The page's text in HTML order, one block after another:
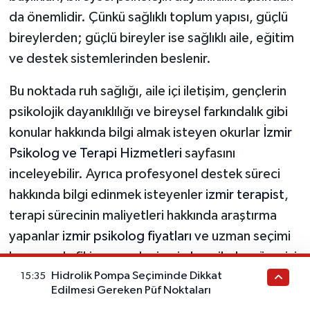
da önemlidir. Çünkü sağlıklı toplum yapısı, güçlü
bireylerden; güçlü bireyler ise sağlıklı aile, eğitim
ve destek sistemlerinden beslenir.
Bu noktada ruh sağlığı, aile içi iletişim, gençlerin
psikolojik dayanıklılığı ve bireysel farkındalık gibi
konular hakkında bilgi almak isteyen okurlar İzmir
Psikolog ve Terapi Hizmetleri sayfasını
inceleyebilir. Ayrıca profesyonel destek süreci
hakkında bilgi edinmek isteyenler izmir terapist,
terapi sürecinin maliyetleri hakkında araştırma
yapanlar izmir psikolog fiyatları ve uzman seçimi
konusunda fikir arayanlar izmirde psikolog önerisi
başlıkları üzerinden detaylı bilgiye ulaşabilir.
15:35
Hidrolik Pompa Seçiminde Dikkat
Edilmesi Gereken Püf Noktaları